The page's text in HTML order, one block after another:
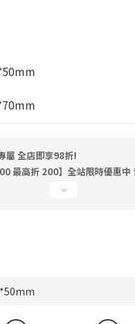
屬 全店即享98折!
最高折 200】全站限時優惠中！